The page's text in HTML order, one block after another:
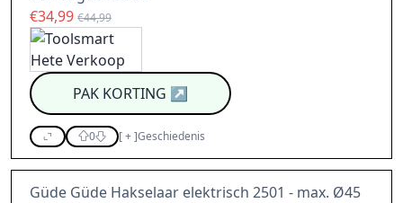
€34,99 €44,99
PAK KORTING ↗
0 [+]Geschiedenis
Güde Güde Hakselaar elektrisch 2501 - max. Ø45